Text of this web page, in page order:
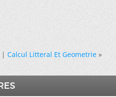
|Calcul Litteral Et Geometrie »